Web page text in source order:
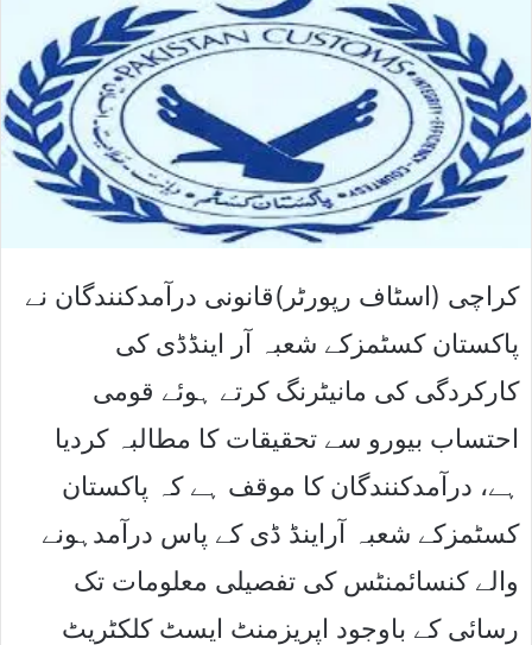
کراچی (اسٹاف رپورٹر)قانونی درآمدکنندگان نے
پاکستان کسٹمزکے شعبہ آر اینڈڈی کی
کارکردگی کی مانیٹرنگ کرتے ہوئے قومی
احتساب بیورو سے تحقیقات کا مطالبہ کردیا
ہے، درآمدکنندگان کا موقف ہے کہ پاکستان
کسٹمزکے شعبہ آراینڈ ڈی کے پاس درآمدہونے
والے کنسائمنٹس کی تفصیلی معلومات تک
رسائی کے باوجود اپریزمنٹ ایسٹ کلکٹریٹ